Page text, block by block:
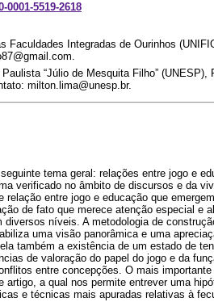
5519-2618
Faculdades Integradas de Ourinhos
“Júlio de Mesquita Filho” (UNESP),
milton.lima@unesp.br.
tema geral: relações entre jogo e
verificado no âmbito de discursos e da
relação entre jogo e educação que
de fato que merece atenção especial e
níveis. A metodologia de
uma visão panorâmica e uma
também a existência de um estado de
de valoração do papel do jogo e da
entre concepções. O mais
artigo, a qual nos permite entrever uma
e técnicas mais apuradas relativas à